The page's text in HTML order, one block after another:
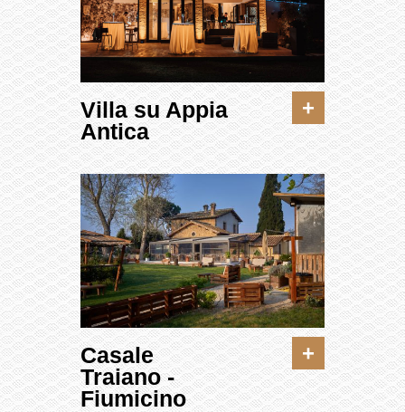
Villa su Appia
Antica
+
Casale
Traiano -
Fiumicino
+